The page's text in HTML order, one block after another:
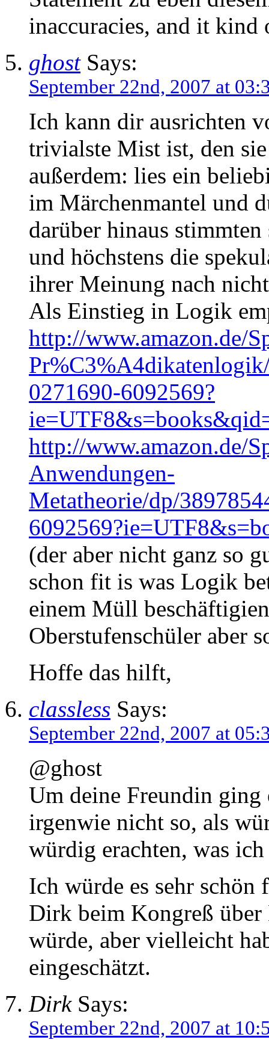
inaccuracies, and it kind
ghostSays:
September 22nd, 2007 at
Ich kann dir ausrichten
trivialste Mist ist, den
außerdem: lies ein
im Märchenmantel und
darüber hinaus
und höchstens die
ihrer Meinung nach
Als Einstieg in Logik
http://www.amazon.de/
0271690-6092569?
http://www.amazon.de/
Anwendungen-
Metatheorie/dp/
(der aber nicht ganz so
schon fit is was Logik
einem Müll
Oberstufenschüler aber
Hoffe das hilft,
classless Says:
September 22nd, 2007 at
@ghost
Um deine Freundin ging
irgenwie nicht so, als
würdig erachten, was
Ich würde es sehr
Dirk beim Kongreß über
würde, aber vielleicht
eingeschätzt.
DirkSays:
September 22nd, 2007 at